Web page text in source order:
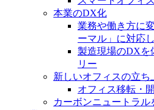
本業のDX化
業務や働き方に
ーマル」に対応
製造現場のDXを
リー
新しいオフィスの立ち
オフィス移転・
カーボンニュートラル